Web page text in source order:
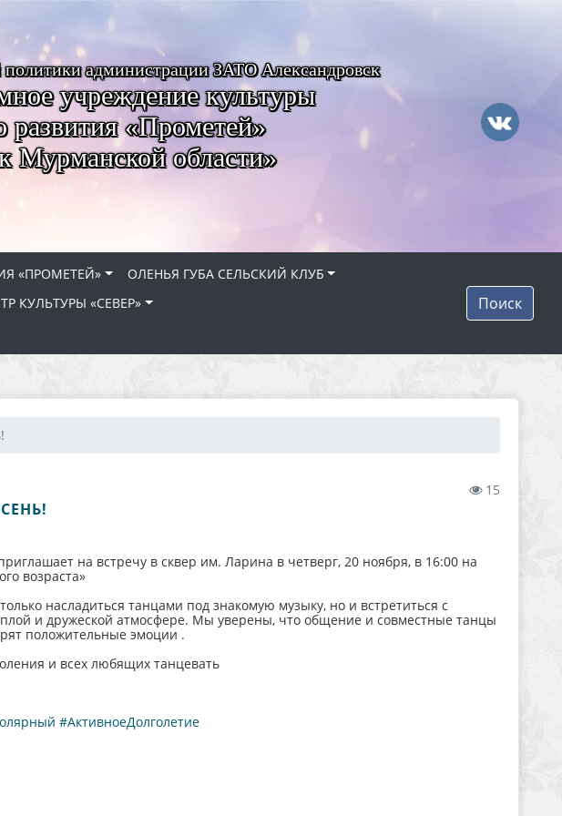
администрации ЗАТО Александровск
учреждение культуры
развития «Прометей»
Мурманской области»
«ПРОМЕТЕЙ»
ОЛЕНЬЯ ГУБА СЕЛЬСКИЙ КЛУБ
КУЛЬТУРЫ «СЕВЕР»
Поиск
15
на встречу в сквер им. Ларина в четверг, 20 ноября, в 16:00 на
возраста»
насладиться танцами под знакомую музыку, но и встретиться с
и дружеской атмосфере. Мы уверены, что общение и совместные танцы
положительные эмоции .
и всех любящих танцевать
#АктивноеДолголетие